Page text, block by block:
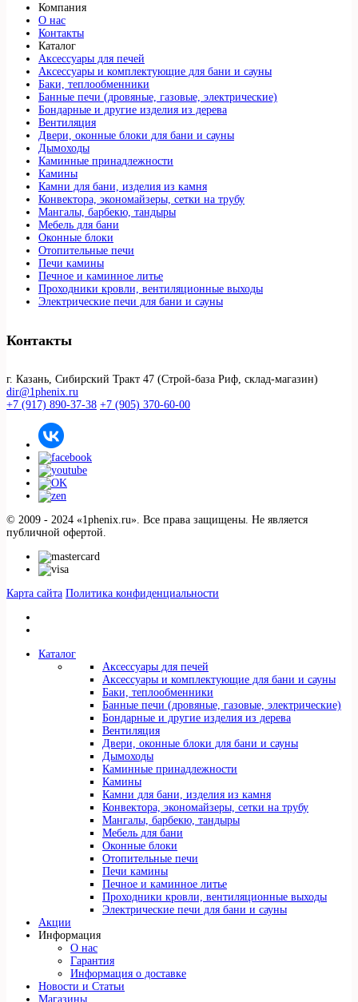
Компания
О нас
Контакты
Каталог
Аксессуары для печей
Аксессуары и комплектующие для бани и сауны
Баки, теплообменники
Банные печи (дровяные, газовые, электрические)
Бондарные и другие изделия из дерева
Вентиляция
Двери, оконные блоки для бани и сауны
Дымоходы
Каминные принадлежности
Камины
Камни для бани, изделия из камня
Конвектора, экономайзеры, сетки на трубу
Мангалы, барбекю, тандыры
Мебель для бани
Оконные блоки
Отопительные печи
Печи камины
Печное и каминное литье
Проходники кровли, вeнтиляционные выходы
Электрические печи для бани и сауны
Контакты
г. Казань, Сибирский Тракт 47 (Строй-база Риф, склад-магазин)
dir@1phenix.ru
+7 (917) 890-37-38 +7 (905) 370-60-00
© 2009 - 2024 «1phenix.ru». Все права защищены. Не является
публичной офертой.
Карта сайта Политика конфиденциальности
Каталог
Аксессуары для печей
Аксессуары и комплектующие для бани и сауны
Баки, теплообменники
Банные печи (дровяные, газовые, электрические)
Бондарные и другие изделия из дерева
Вентиляция
Двери, оконные блоки для бани и сауны
Дымоходы
Каминные принадлежности
Камины
Камни для бани, изделия из камня
Конвектора, экономайзеры, сетки на трубу
Мангалы, барбекю, тандыры
Мебель для бани
Оконные блоки
Отопительные печи
Печи камины
Печное и каминное литье
Проходники кровли, вeнтиляционные выходы
Электрические печи для бани и сауны
Акции
Информация
О нас
Гарантия
Информация о доставке
Новости и Статьи
Магазины